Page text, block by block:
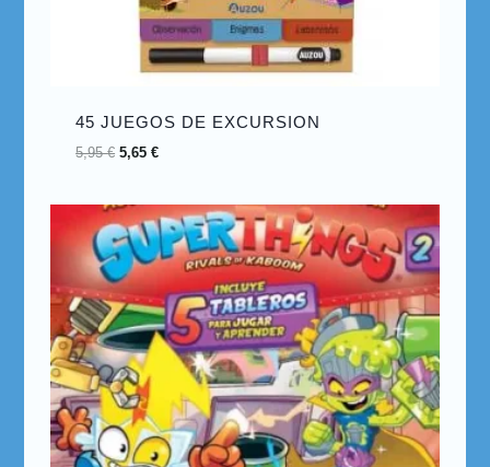
45 JUEGOS DE EXCURSION
5,95€ 5,65€